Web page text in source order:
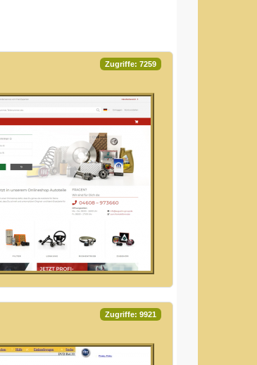
Zugriffe: 7259
Zugriffe: 9921